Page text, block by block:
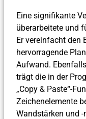
Eine signifikante
überarbeitete und
Er vereinfacht den
hervorragende
Aufwand.
trägt die in der
„Copy & Paste“-
Zeichenelemente
Wandstärken und